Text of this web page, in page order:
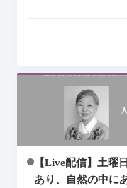
【Live配信】土曜
あり、自然の中に